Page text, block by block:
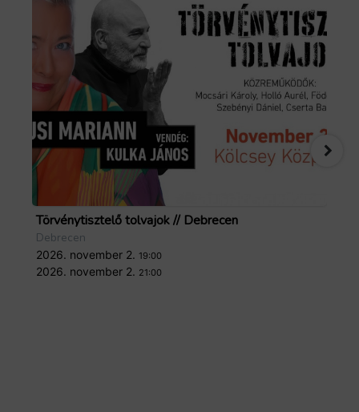
Törvénytisztelő tolvajok // Debrecen
Debrecen
2026. november 2. 19:00
2026. november 2. 21:00